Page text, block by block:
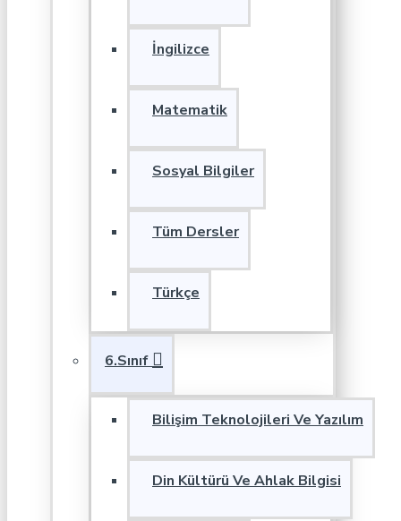
İngilizce
Matematik
Sosyal Bilgiler
Tüm Dersler
Türkçe
6.Sınıf
Bilişim Teknolojileri Ve Yazılım
Din Kültürü Ve Ahlak Bilgisi